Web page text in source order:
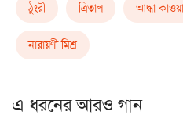
ঠুংরী ত্রিতাল আদ্ধা
নারায়ণী মিশ্র
এ ধরনের আরও গান